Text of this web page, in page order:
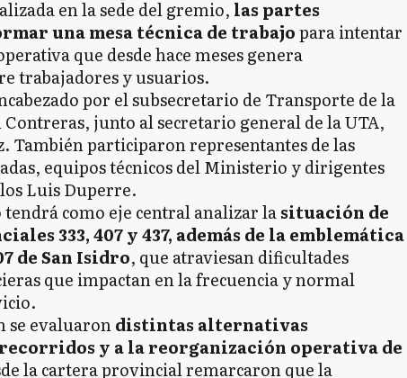
en la sede del gremio, las partes
una mesa técnica de trabajopara intentar
que desde hace meses genera
trabajadores y usuarios.
por el subsecretario de Transporte de la
junto al secretario general de la UTA,
También participaron representantes de las
equipos técnicos del Ministerio y dirigentes
Luis Duperre.
tendrá como eje central analizar lasituación de
333, 407 y 437, además de la emblemática
de San Isidro, que atraviesan dificultades
que impactan en la frecuencia y normal
se evaluarondistintas alternativas
y a la reorganización operativa de
la cartera provincial remarcaron que la